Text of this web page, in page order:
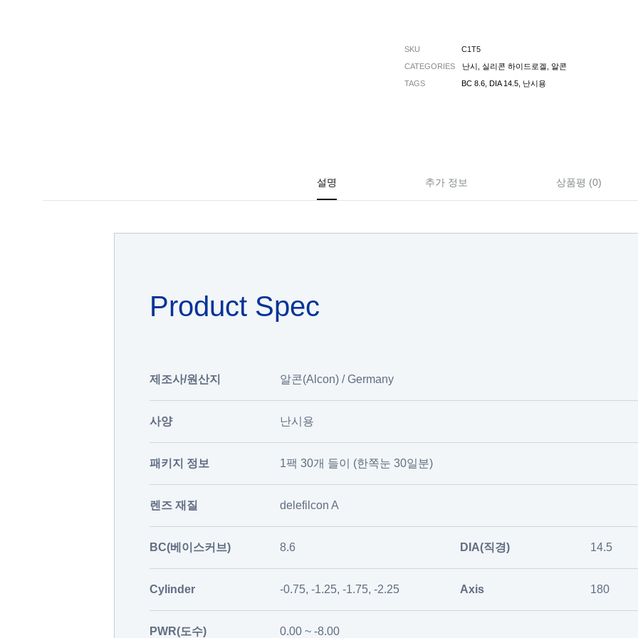
SKU
C1T5
CATEGORIES
난시 실리콘 하이드로겔
알콘
TAGS
BC 8.6 DIA 14.5 난시용
설명 추가 정보 상품평 (0)
Product Spec
제조사/원산지 알콘(Alcon) / Germany
사양 난시용
패키지 정보 1팩 30개 들이 (한쪽눈 30일분)
렌즈 재질 delefilcon A
BC(베이스커브) 8.6 DIA(직경) 14.5
Cylinder -0.75, -1.25, -1.75, -2.25 Axis 180
PWR(도수) 0.00 ~ -8.00